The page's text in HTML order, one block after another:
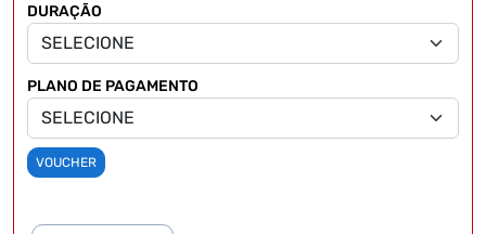
DURAÇÃO
PLANO DE PAGAMENTO
VOUCHER